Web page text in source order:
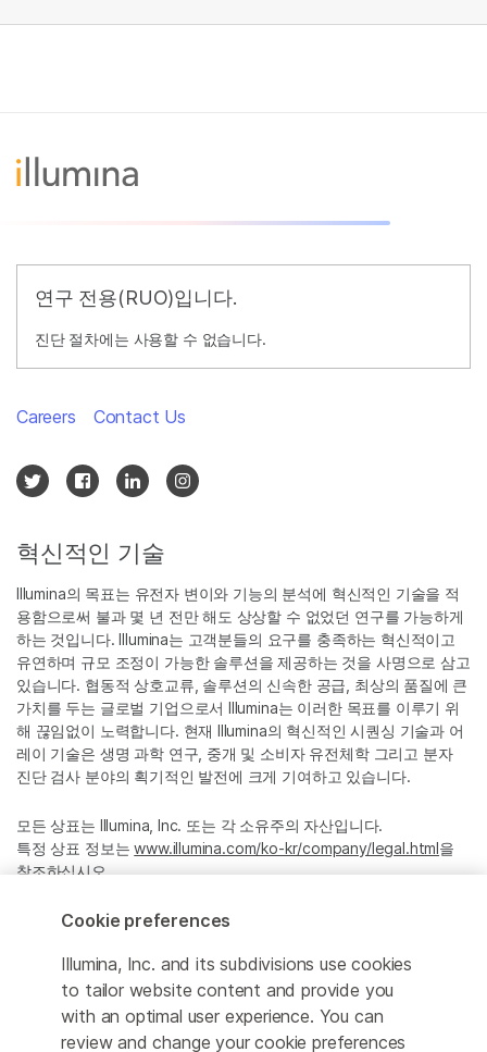
연구 전용(RUO)입니다.
진단 절차에는 사용할 수 없습니다.
혁신적인 기술
Illumina의 목표는 유전자 변이와 기능의 분석에 혁신적인 기술을 적
용함으로써 불과 몇 년 전만 해도 상상할 수 없었던 연구를 가능하게
하는 것입니다. Illumina는 고객분들의 요구를 충족하는 혁신적이고
유연하며 규모 조정이 가능한 솔루션을 제공하는 것을 사명으로 삼고
있습니다. 협동적 상호교류, 솔루션의 신속한 공급, 최상의 품질에 큰
가치를 두는 글로벌 기업으로서 Illumina는 이러한 목표를 이루기 위
해 끊임없이 노력합니다. 현재 Illumina의 혁신적인 시퀀싱 기술과 어
레이 기술은 생명 과학 연구, 중개 및 소비자 유전체학 그리고 분자
진단 검사 분야의 획기적인 발전에 크게 기여하고 있습니다.
모든 상표는 Illumina, Inc. 또는 각 소유주의 자산입니다.
특정 상표 정보는www.illumina.com/ko-kr/company/legal.html을
참조하십시오.
Privacy Policy
Careers Contact Us
Cookie preferences
Illumina, Inc. and its subdivisions use cookies
to tailor website content and provide you
with an optimal user experience. You can
review and change your cookie preferences